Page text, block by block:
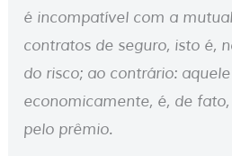
é incompatível com a
contratos de seguro, isto é,
do risco; ao contrário:
economicamente, é, de
pelo prêmio.